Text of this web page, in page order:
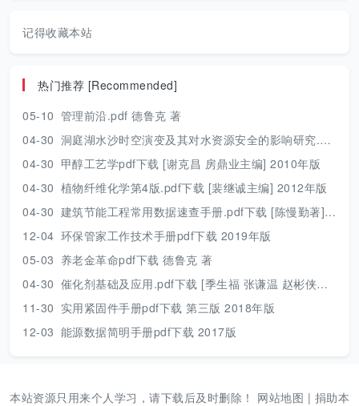
记得收藏本站
热门推荐 [Recommended]
05-10 管理前沿.pdf 德鲁克 著
04-30 洞庭湖水沙时空演变及其对水资源安全的影响研究.pdf 胡光伟 著 2017年版
04-30 甲醇工艺学pdf下载 [谢克昌 房鼎业主编] 2010年版
04-30 植物纤维化学第4版.pdf下载 [裴继诚主编] 2012年版
04-30 建筑节能工程常用数据速查手册.pdf下载 [陈慢勤著] 2010年版
12-04 环保管家工作技术手册pdf下载 2019年版
05-03 养老金革命pdf下载 德鲁克 著
04-30 催化剂基础及应用.pdf下载 [季生福 张谦温 赵彬侠编] 2011年版
11-30 实用紧固件手册pdf下载 第三版 2018年版
12-03 能源数据简明手册pdf下载 2017版
本站资源只用来个人学习，请下载后及时删除！ 网站地图 | 捐助本